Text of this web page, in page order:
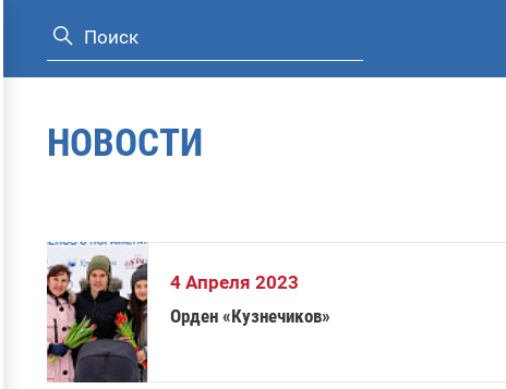
НОВОСТИ
4 Апреля 2023
Орден «Кузнечиков»